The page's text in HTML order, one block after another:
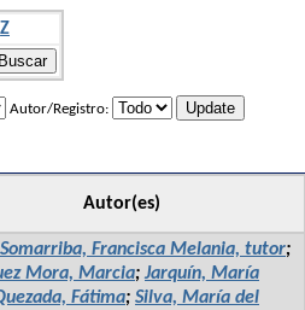
Z
Autor/Registro:
Autor(es)
Somarriba, Francisca Melania, tutor;
Mora, Marcia;Jarquín, María
Fátima; Silva, María del